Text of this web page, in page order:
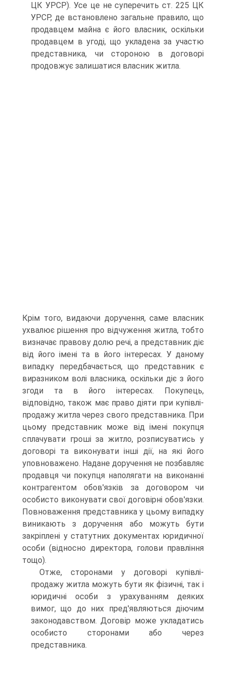
ЦК УРСР). Усе це не суперечить ст. 225 ЦК
УРСР, де встановлено загальне правило, що
продавцем майна є його власник, оскільки
продавцем в угоді, що укладена за участю
представника, чи стороною в договорі
продовжує залишатися власник житла.
Крім того, видаючи доручення, саме власник
ухвалює рішення про відчуження житла, тобто
визначає правову долю речі, а представник діє
від його імені та в його інтересах. У даному
випадку передбачається, що представник є
виразником волі власника, оскільки діє з його
згоди та в його інтересах. Покупець,
відповідно, також має право діяти при купівлі-
продажу житла через свого представника. При
цьому представник може від імені покупця
сплачувати гроші за житло, розписуватись у
договорі та виконувати інші дії, на які його
уповноважено. Надане доручення не позбавляє
продавця чи покупця наполягати на виконанні
контрагентом обов'язків за договором чи
особисто виконувати свої договірні обов'язки.
Повноваження представника у цьому випадку
виникають з доручення або можуть бути
закріплені у статутних документах юридичної
особи (відносно директора, голови правління
тощо).
Отже, сторонами у договорі купівлі-
продажу житла можуть бути як фізичні, так і
юридичні особи з урахуванням деяких
вимог, що до них пред'являються діючим
законодавством. Договір може укладатись
особисто сторонами або через
представника.